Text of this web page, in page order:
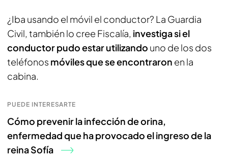
¿Iba usando el móvil el conductor? La Guardia
Civil, también lo cree Fiscalía, investiga si el
conductor pudo estar utilizando uno de los dos
teléfonos móviles que se encontraron en la
cabina.
PUEDE INTERESARTE
Cómo prevenir la infección de orina,
enfermedad que ha provocado el ingreso de la
reina Sofía